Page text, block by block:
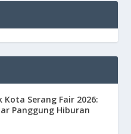
Serang Fair 2026:
Panggung Hiburan